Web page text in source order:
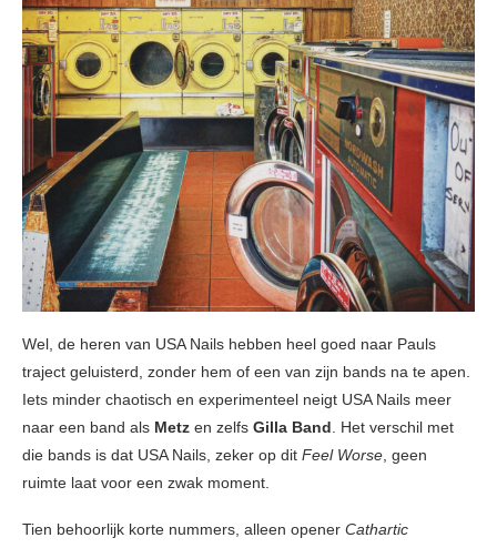
Wel, de heren van USA Nails hebben heel goed naar Pauls
traject geluisterd, zonder hem of een van zijn bands na te apen.
Iets minder chaotisch en experimenteel neigt USA Nails meer
naar een band als Metz en zelfs Gilla Band. Het verschil met
die bands is dat USA Nails, zeker op dit Feel Worse, geen
ruimte laat voor een zwak moment.
Tien behoorlijk korte nummers, alleen opener Cathartic